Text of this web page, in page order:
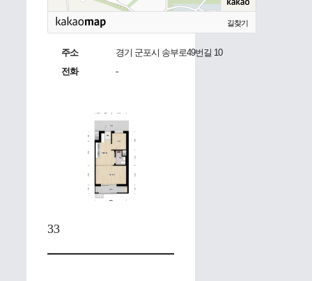
길찾기
주소
경기 군포시 송부로49번길 10
전화
-
33